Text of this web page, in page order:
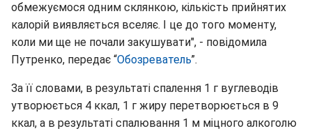
обмежуємося одним склянкою, кількість прийнятих
калорій виявляється вселяє. І це до того моменту,
коли ми ще не почали закушувати", - повідомила
Путренко, передає “Обозреватель”.
За її словами, в результаті спалення 1 г вуглеводів
утворюється 4 ккал, 1 г жиру перетворюється в 9
ккал, а в результаті спалювання 1 м міцного алкоголю